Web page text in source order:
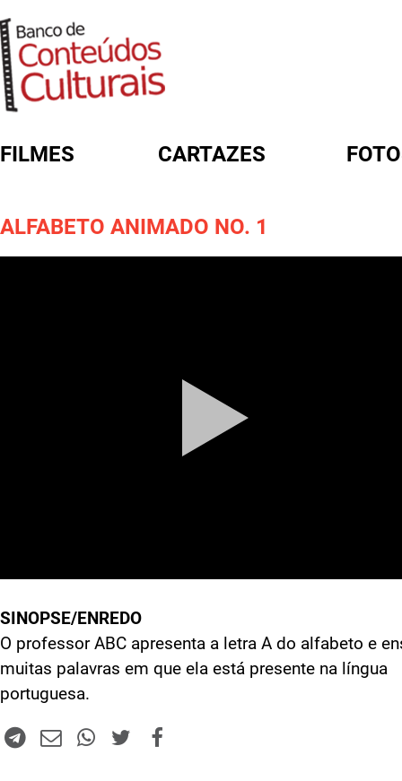
FILMES CARTAZES
ALFABETO ANIMADO NO. 1
SINOPSE/ENREDO
O professor ABC apresenta a letra A do alfabeto e
muitas palavras em que ela está presente na língua
portuguesa.